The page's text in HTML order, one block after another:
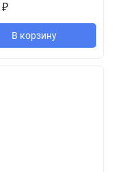
₽
В корзину